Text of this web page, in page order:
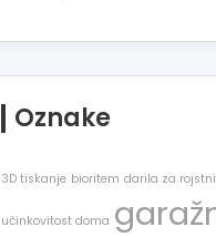
Oznake
3D tiskanje bioritem darila za
učinkovitost doma